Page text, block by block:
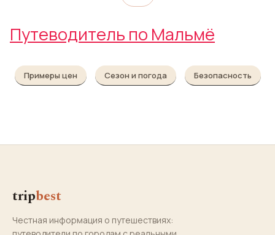
Путеводитель по Мальмё
Примеры цен Сезон и погода Безопасность
tripbest
Честная информация о путешествиях: